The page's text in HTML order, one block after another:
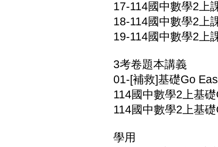
17-114國中數學2上
18-114國中數學2上
19-114國中數學2上
3考卷題本講義
01-[補救]基礎Go
114國中數學2上基
114國中數學2上基
學用